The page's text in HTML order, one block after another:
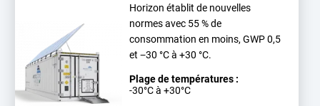
Horizon établit de nouvelles
normes avec 55 % de
consommation en moins, GWP 0,5
et −30 °C à +30 °C.
Plage de températures :
-30°C à +30°C